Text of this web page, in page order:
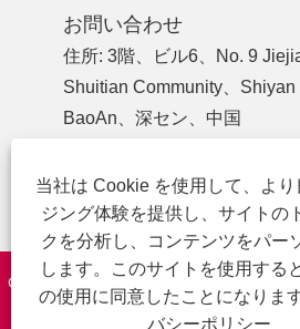
お問い合わせ
住所: 3階、ビル6、No. 9
Shuitian Community、Shiyan
BaoAn、深セン、中国
電話:+86-13827442724
Eメール:
Copyright © 2020 Shenzhen YanMing
ュとフィルター、精密部品、金属
当社は Cookie を使用して、より
ジング体験を提供し、サイトの
クを分析し、コンテンツをパー
します。このサイトを使用する
の使用に同意したことになりま
バシーポリシー